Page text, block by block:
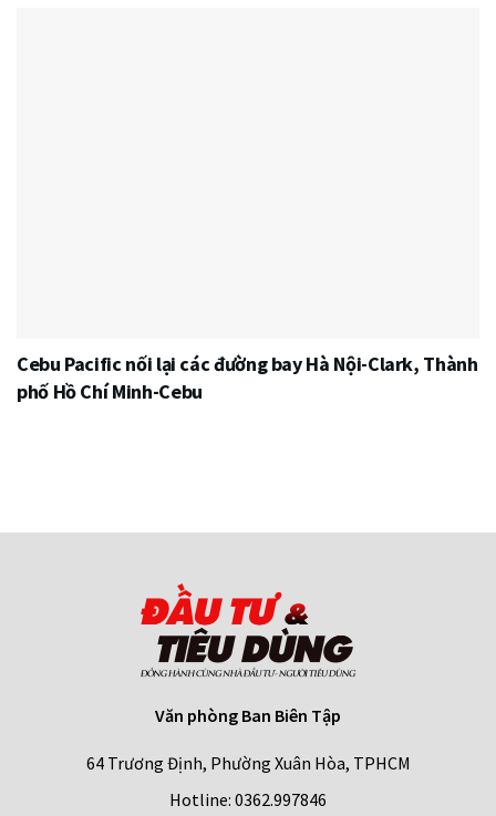
Cebu Pacific nối lại các đường bay Hà Nội-Clark, Thành
phố Hồ Chí Minh-Cebu
Văn phòng Ban Biên Tập
64 Trương Định, Phường Xuân Hòa, TPHCM
Hotline: 0362.997846